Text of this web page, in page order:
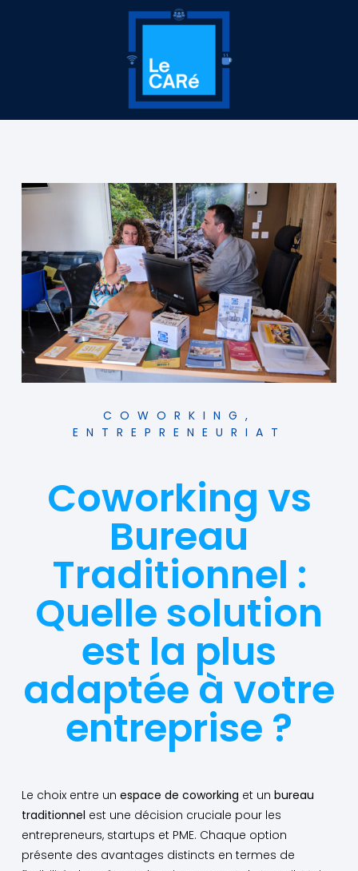
COWORKING ,
ENTREPRENEURIAT
Coworking vs
Bureau
Traditionnel :
Quelle solution
est la plus
adaptée à votre
entreprise ?
Le choix entre un espace de coworking et un bureau
traditionnel est une décision cruciale pour les
entrepreneurs, startups et PME. Chaque option
présente des avantages distincts en termes de